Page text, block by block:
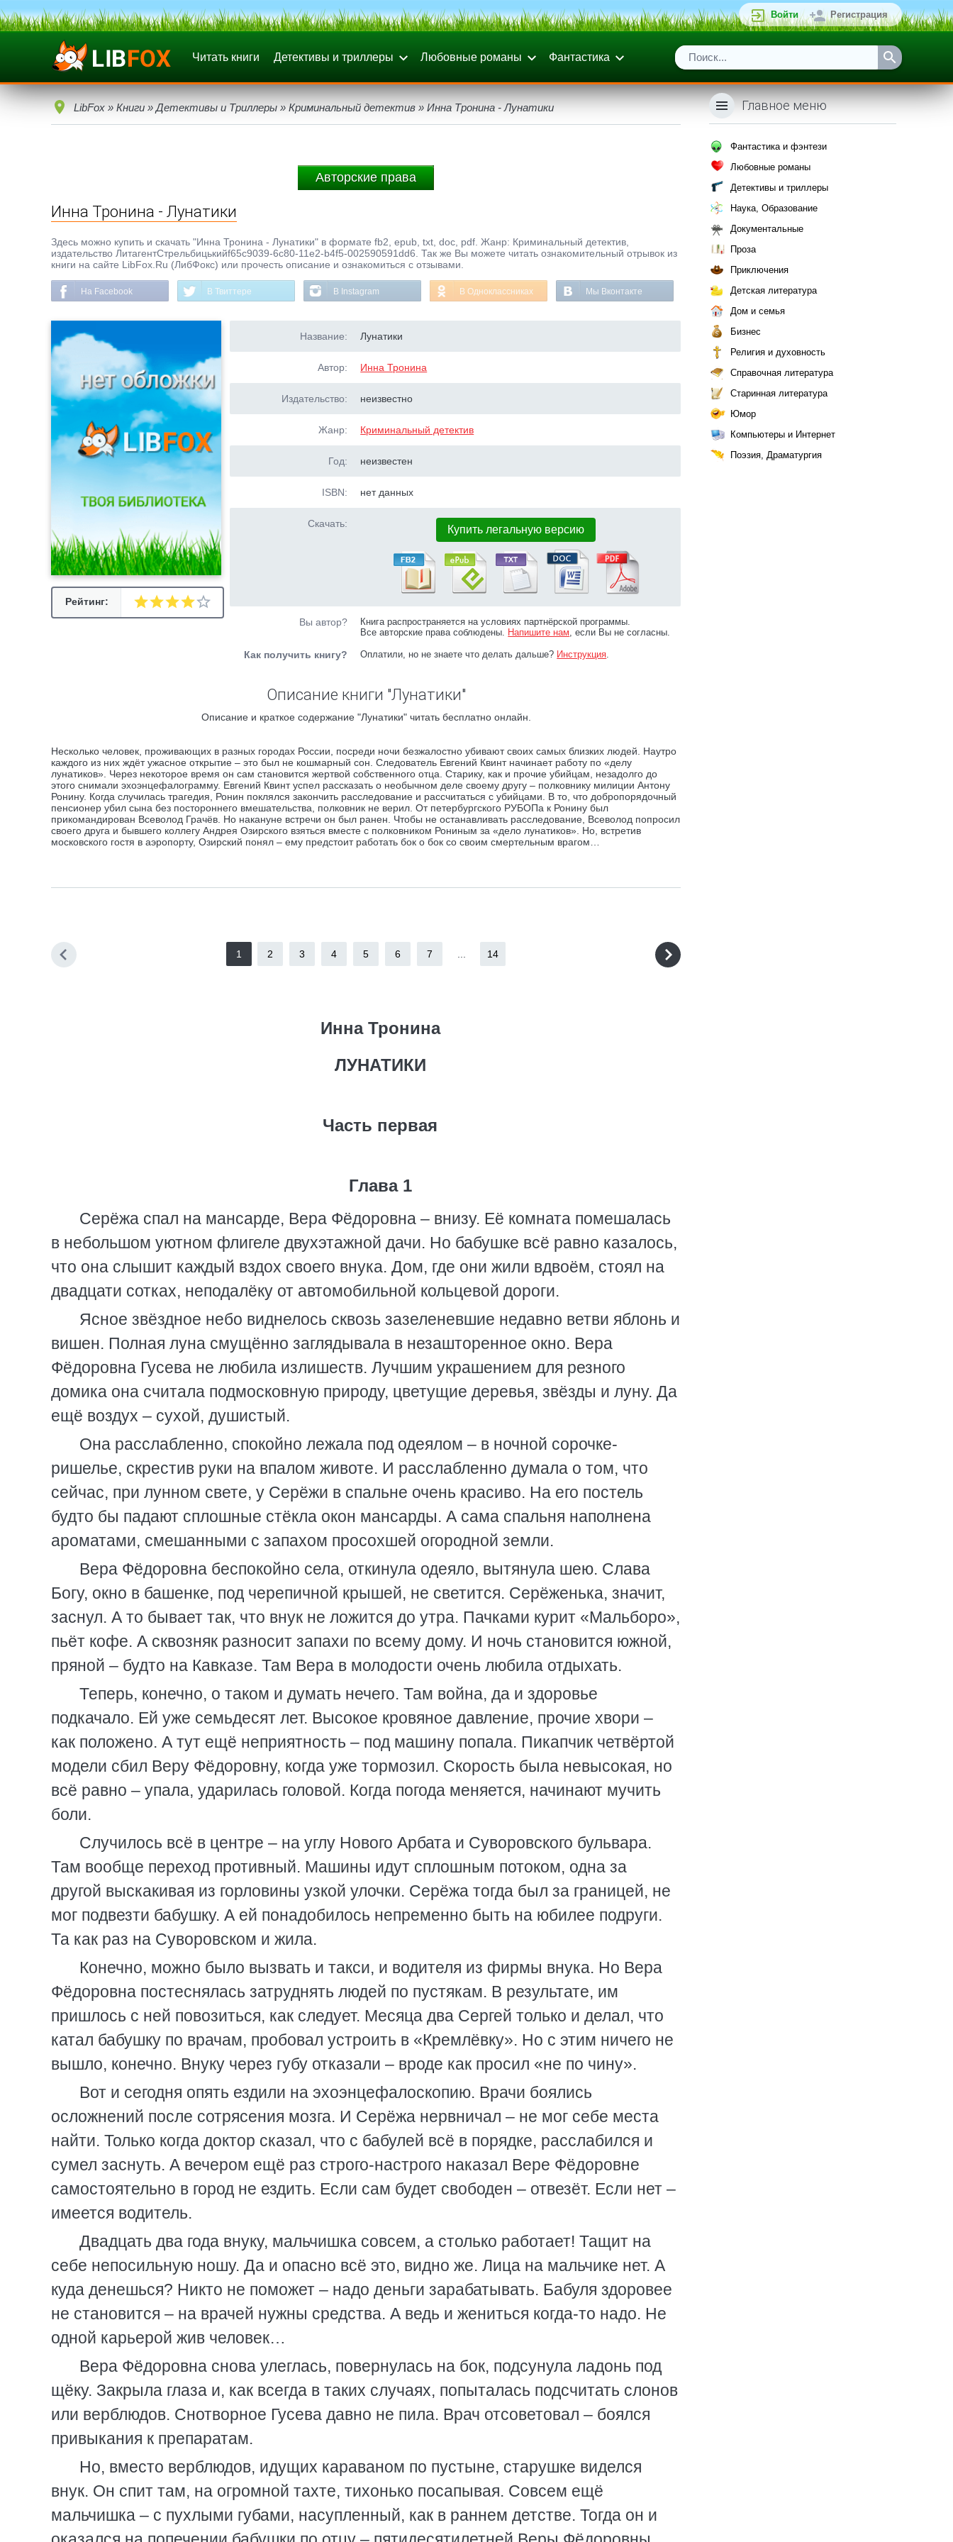
Войти Регистрация
Читать книги Детективы и триллеры Любовные романы Фантастика
LibFox » Книги » Детективы и Триллеры » Криминальный детектив » Инна Тронина - Лунатики
Авторские права
Инна Тронина - Лунатики
Здесь можно купить и скачать "Инна Тронина - Лунатики" в формате fb2, epub, txt, doc, pdf. Жанр: Криминальный детектив,
издательство ЛитагентСтрельбицькийf65c9039-6c80-11e2-b4f5-002590591dd6. Так же Вы можете читать ознакомительный отрывок из
книги на сайте LibFox.Ru (ЛибФокс) или прочесть описание и ознакомиться с отзывами.
На Facebook В Твиттере В Instagram В Одноклассниках Мы Вконтакте
Рейтинг:
Название: Лунатики
Автор: Инна Тронина
Издательство: неизвестно
Жанр: Криминальный детектив
Год: неизвестен
ISBN: нет данных
Скачать: Купить легальную версию
Вы автор?
Книга распространяется на условиях партнёрской программы.
Все авторские права соблюдены. Напишите нам, если Вы не согласны.
Как получить книгу? Оплатили, но не знаете что делать дальше? Инструкция.
Описание книги "Лунатики"
Описание и краткое содержание "Лунатики" читать бесплатно онлайн.
Несколько человек, проживающих в разных городах России, посреди ночи безжалостно убивают своих самых близких людей. Наутро
каждого из них ждёт ужасное открытие – это был не кошмарный сон. Следователь Евгений Квинт начинает работу по «делу
лунатиков». Через некоторое время он сам становится жертвой собственного отца. Старику, как и прочие убийцам, незадолго до
этого снимали эхоэнцефалограмму. Евгений Квинт успел рассказать о необычном деле своему другу – полковнику милиции Антону
Ронину. Когда случилась трагедия, Ронин поклялся закончить расследование и рассчитаться с убийцами. В то, что добропорядочный
пенсионер убил сына без постороннего вмешательства, полковник не верил. От петербургского РУБОПа к Ронину был
прикомандирован Всеволод Грачёв. Но накануне встречи он был ранен. Чтобы не останавливать расследование, Всеволод попросил
своего друга и бывшего коллегу Андрея Озирского взяться вместе с полковником Рониным за «дело лунатиков». Но, встретив
московского гостя в аэропорту, Озирский понял – ему предстоит работать бок о бок со своим смертельным врагом…
1 2 3 4 5 6 7 14
Инна Тронина
ЛУНАТИКИ
Часть первая
Глава 1
Серёжа спал на мансарде, Вера Фёдоровна – внизу. Её комната помешалась
в небольшом уютном флигеле двухэтажной дачи. Но бабушке всё равно казалось,
что она слышит каждый вздох своего внука. Дом, где они жили вдвоём, стоял на
двадцати сотках, неподалёку от автомобильной кольцевой дороги.
Ясное звёздное небо виднелось сквозь зазеленевшие недавно ветви яблонь и
вишен. Полная луна смущённо заглядывала в незашторенное окно. Вера
Фёдоровна Гусева не любила излишеств. Лучшим украшением для резного
домика она считала подмосковную природу, цветущие деревья, звёзды и луну. Да
ещё воздух – сухой, душистый.
Она расслабленно, спокойно лежала под одеялом – в ночной сорочке-
ришелье, скрестив руки на впалом животе. И расслабленно думала о том, что
сейчас, при лунном свете, у Серёжи в спальне очень красиво. На его постель
будто бы падают сплошные стёкла окон мансарды. А сама спальня наполнена
ароматами, смешанными с запахом просохшей огородной земли.
Вера Фёдоровна беспокойно села, откинула одеяло, вытянула шею. Слава
Богу, окно в башенке, под черепичной крышей, не светится. Серёженька, значит,
заснул. А то бывает так, что внук не ложится до утра. Пачками курит «Мальборо»,
пьёт кофе. А сквозняк разносит запахи по всему дому. И ночь становится южной,
пряной – будто на Кавказе. Там Вера в молодости очень любила отдыхать.
Теперь, конечно, о таком и думать нечего. Там война, да и здоровье
подкачало. Ей уже семьдесят лет. Высокое кровяное давление, прочие хвори –
как положено. А тут ещё неприятность – под машину попала. Пикапчик четвёртой
модели сбил Веру Фёдоровну, когда уже тормозил. Скорость была невысокая, но
всё равно – упала, ударилась головой. Когда погода меняется, начинают мучить
боли.
Случилось всё в центре – на углу Нового Арбата и Суворовского бульвара.
Там вообще переход противный. Машины идут сплошным потоком, одна за
другой выскакивая из горловины узкой улочки. Серёжа тогда был за границей, не
мог подвезти бабушку. А ей понадобилось непременно быть на юбилее подруги.
Та как раз на Суворовском и жила.
Конечно, можно было вызвать и такси, и водителя из фирмы внука. Но Вера
Фёдоровна постеснялась затруднять людей по пустякам. В результате, им
пришлось с ней повозиться, как следует. Месяца два Сергей только и делал, что
катал бабушку по врачам, пробовал устроить в «Кремлёвку». Но с этим ничего не
вышло, конечно. Внуку через губу отказали – вроде как просил «не по чину».
Вот и сегодня опять ездили на эхоэнцефалоскопию. Врачи боялись
осложнений после сотрясения мозга. И Серёжа нервничал – не мог себе места
найти. Только когда доктор сказал, что с бабулей всё в порядке, расслабился и
сумел заснуть. А вечером ещё раз строго-настрого наказал Вере Фёдоровне
самостоятельно в город не ездить. Если сам будет свободен – отвезёт. Если нет –
имеется водитель.
Двадцать два года внуку, мальчишка совсем, а столько работает! Тащит на
себе непосильную ношу. Да и опасно всё это, видно же. Лица на мальчике нет. А
куда денешься? Никто не поможет – надо деньги зарабатывать. Бабуля здоровее
не становится – на врачей нужны средства. А ведь и жениться когда-то надо. Не
одной карьерой жив человек…
Вера Фёдоровна снова улеглась, повернулась на бок, подсунула ладонь под
щёку. Закрыла глаза и, как всегда в таких случаях, попыталась подсчитать слонов
или верблюдов. Снотворное Гусева давно не пила. Врач отсоветовал – боялся
привыкания к препаратам.
Но, вместо верблюдов, идущих караваном по пустыне, старушке виделся
внук. Он спит там, на огромной тахте, тихонько посапывая. Совсем ещё
мальчишка – с пухлыми губами, насупленный, как в раннем детстве. Тогда он и
Главное меню
Фантастика и фэнтези
Любовные романы
Детективы и триллеры
Наука, Образование
Документальные
Проза
Приключения
Детская литература
Дом и семья
Бизнес
Религия и духовность
Справочная литература
Старинная литература
Юмор
Компьютеры и Интернет
Поэзия, Драматургия